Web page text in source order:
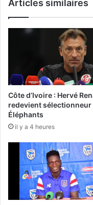
Articles similaires
Côte d’Ivoire : Hervé
redevient sélectionneur
Éléphants
il y a 4 heures